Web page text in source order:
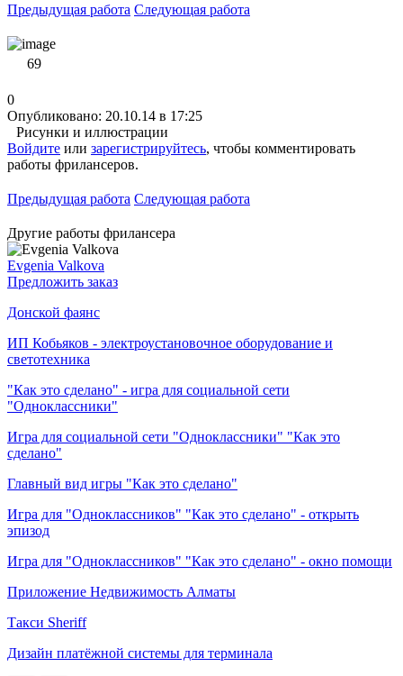
Предыдущая работа Следующая работа
69
0
Опубликовано: 20.10.14 в 17:25
Рисунки и иллюстрации
Войдите или зарегистрируйтесь, чтобы комментировать
работы фрилансеров.
Предыдущая работа Следующая работа
Другие работы фрилансера
Evgenia Valkova
Предложить заказ
Донской фаянс
ИП Кобьяков - электроустановочное оборудование и
светотехника
"Как это сделано" - игра для социальной сети
"Одноклассники"
Игра для социальной сети "Одноклассники" "Как это
сделано"
Главный вид игры "Как это сделано"
Игра для "Одноклассников" "Как это сделано" - открыть
эпизод
Игра для "Одноклассников" "Как это сделано" - окно помощи
Приложение Недвижимость Алматы
Такси Sheriff
Дизайн платёжной системы для терминала